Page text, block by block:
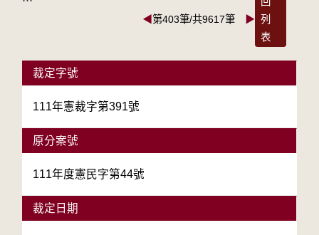
◀第403筆/共9617筆 ▶ 列
表
裁定字號
111年憲裁字第391號
原分案號
111年度憲民字第44號
裁定日期